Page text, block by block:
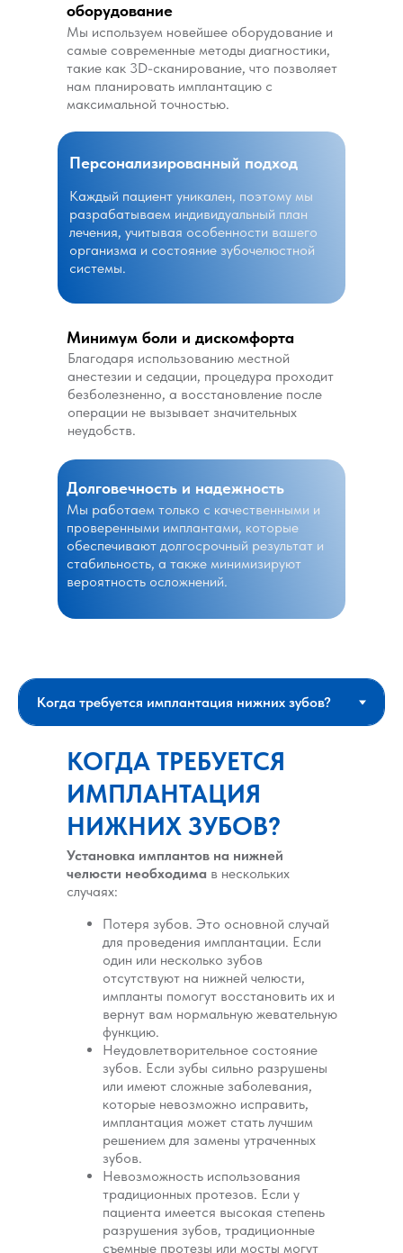
Персонализированный подход
Каждый пациент уникален, поэтому мы
разрабатываем индивидуальный план
лечения, учитывая особенности вашего
организма и состояние зубочелюстной
системы.
оборудование
Мы используем новейшее оборудование и
самые современные методы диагностики,
такие как 3D-сканирование, что позволяет
нам планировать имплантацию с
максимальной точностью.
Минимум боли и дискомфорта
Благодаря использованию местной
анестезии и седации, процедура проходит
безболезненно, а восстановление после
операции не вызывает значительных
неудобств.
Долговечность и надежность
Мы работаем только с качественными и
проверенными имплантами, которые
обеспечивают долгосрочный результат и
стабильность, а также минимизируют
вероятность осложнений.
КОГДА ТРЕБУЕТСЯ
ИМПЛАНТАЦИЯ
НИЖНИХ ЗУБОВ?
Установка имплантов на нижней
челюсти необходима в нескольких
случаях:
Потеря зубов. Это основной случай
для проведения имплантации. Если
один или несколько зубов
отсутствуют на нижней челюсти,
импланты помогут восстановить их и
вернут вам нормальную жевательную
функцию.
Неудовлетворительное состояние
зубов. Если зубы сильно разрушены
или имеют сложные заболевания,
которые невозможно исправить,
имплантация может стать лучшим
решением для замены утраченных
зубов.
Невозможность использования
традиционных протезов. Если у
пациента имеется высокая степень
разрушения зубов, традиционные
съемные протезы или мосты могут